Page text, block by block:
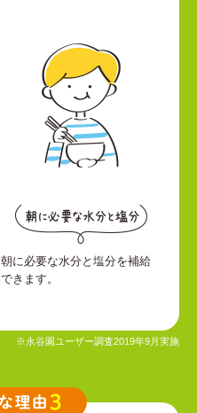
朝に必要な水分と塩分を補給
できます。
※永谷園ユーザー調査2019年9月実施